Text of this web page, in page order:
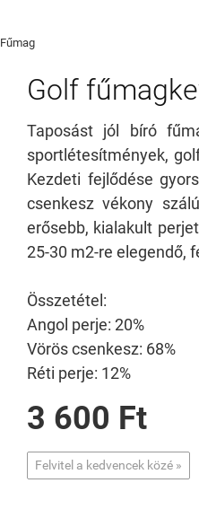
Fűmag
Golf
Taposást jól bíró
sportlétesítmények,
Kezdeti fejlődése
csenkesz vékony
erősebb, kialakult
25-30 m2-re elegendő,
Összetétel:
Angol perje: 20%
Vörös csenkesz: 68%
Réti perje: 12%
3 600 Ft
Felvitel a kedvencek közé »